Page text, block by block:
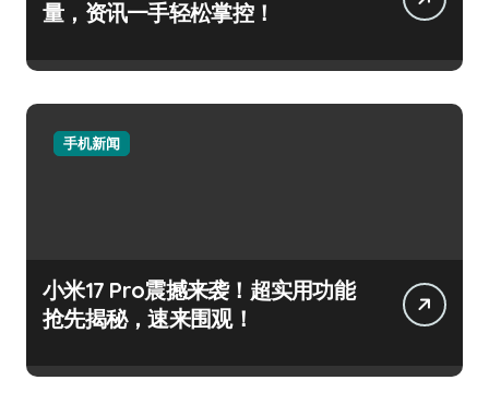
量，资讯一手轻松掌控！
手机新闻
小米17 Pro震撼来袭！超实用功能
抢先揭秘，速来围观！